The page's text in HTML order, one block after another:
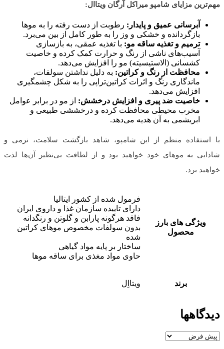
مهم‌ترین مزایای شامپو میراکل آرگان ویتاال:
آبرسانی عمیق و پایدار: رطوبت از دست رفته را به موها
بازگردانده و خشکی و وز را به طور کامل از بین می‌برد.
ترمیم و تغذیه ساقه مو: با تغذیه عمقی، به بازسازی
آسیب‌های ناشی از رنگ و حرارت کمک کرده و خاصیت
کشسانی (الاستیسیته) مو را افزایش می‌دهد.
محافظت از رنگ و کراتین: به دلیل نداشتن سولفات،
ماندگاری رنگ و اثرات کراتین‌تراپی را به شکل چشمگیری
افزایش می‌دهد.
خاصیت ضد پیری و افزایش درخشش: از مو در برابر عوامل
مخرب محیطی محافظت کرده و درخششی طبیعی و
ابریشمی به آن هدیه می‌دهد.
با استفاده منظم از این شامپو، شاهد بازگشت سلامت، نرمی و
شادابی به موهای خود خواهید بود و از لطافت بی‌نظیر آن‌ها لذت
خواهید برد.
ویژگی های بارز
محصول
فرمول شده از کشور ایتالیا
دارای تاییده سازمان غذا و داروی ایران
فاقد هرگونه پارابن و گلوتن و رنگدانه
بدون سولفات مخصوص موهای کراتین
شده
ساختار بر پایه مواد گیاهی
حاوی مواد مغذی برای ساقه موها
برند ویتااِل
دیدگاهها